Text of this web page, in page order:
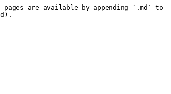
are available by appending `.md` to